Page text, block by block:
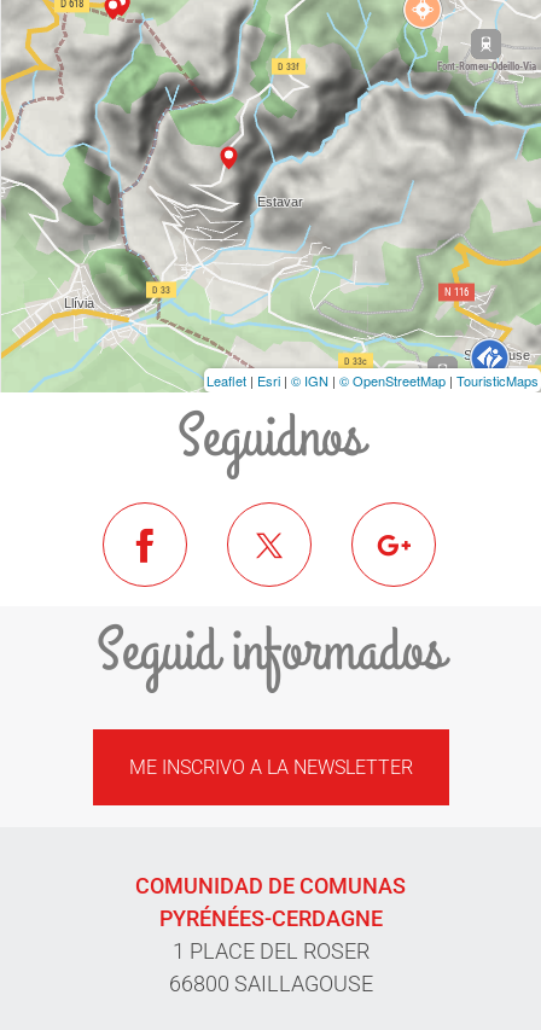
Leaflet | Esri | © IGN | © OpenStreetMap | TouristicMaps
Seguidnos
Seguid informados
ME INSCRIVO A LA NEWSLETTER
COMUNIDAD DE COMUNAS
PYRÉNÉES-CERDAGNE
1 PLACE DEL ROSER
66800 SAILLAGOUSE